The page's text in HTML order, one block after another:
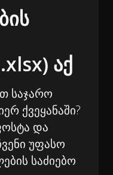
აქ
საჯარო
ქვეყანაში?
და
უფასო
საძიებო